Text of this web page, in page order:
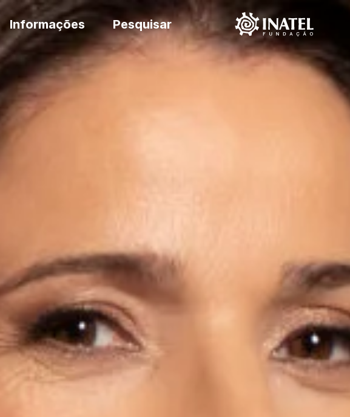
Informações Pesquisar